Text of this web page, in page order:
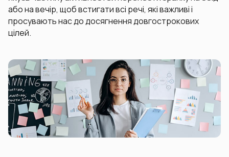
або на вечір, щоб встигати всі речі, які важливі і
просувають нас до досягнення довгострокових
цілей.